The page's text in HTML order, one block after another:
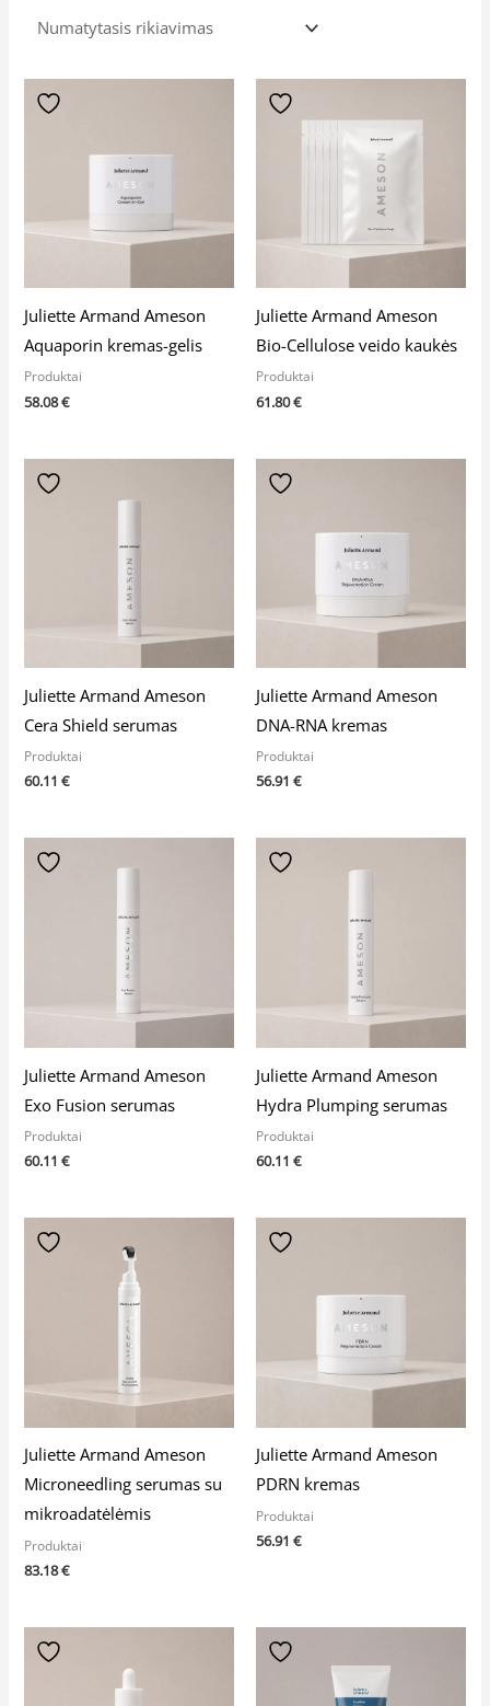
Juliette Armand Ameson
Aquaporin kremas-gelis
Produktai
58.08€
Juliette Armand Ameson
Bio-Cellulose veido kaukės
Produktai
61.80€
Juliette Armand Ameson
Cera Shield serumas
Produktai
60.11€
Juliette Armand Ameson
DNA-RNA kremas
Produktai
56.91 €
Juliette Armand Ameson
Exo Fusion serumas
Produktai
60.11€
Juliette Armand Ameson
Hydra Plumping serumas
Produktai
60.11 €
Juliette Armand Ameson
Microneedling serumas su
mikroadatėlėmis
Produktai
83.18€
Juliette Armand Ameson
PDRN kremas
Produktai
56.91 €